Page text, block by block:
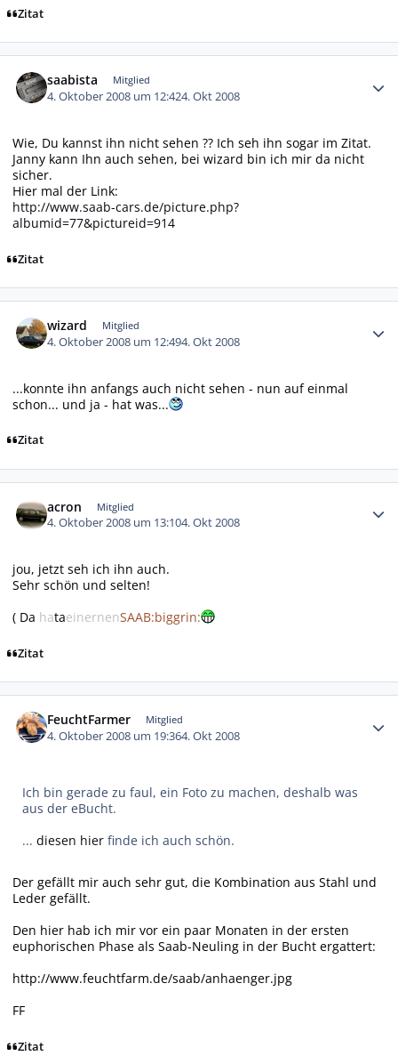
Zitat
saabista Mitglied
4. Oktober 2008 um 12:424. Okt 2008
Wie, Du kannst ihn nicht sehen ?? Ich seh ihn sogar im Zitat.
Janny kann Ihn auch sehen, bei wizard bin ich mir da nicht
sicher.
Hier mal der Link:
http://www.saab-cars.de/picture.php?
albumid=77&pictureid=914
Zitat
wizard Mitglied
4. Oktober 2008 um 12:494. Okt 2008
...konnte ihn anfangs auch nicht sehen - nun auf einmal
schon... und ja - hat was...
Zitat
acron Mitglied
4. Oktober 2008 um 13:104. Okt 2008
jou, jetzt seh ich ihn auch.
Sehr schön und selten!
( Da hataeinernenSAAB:biggrin:
Zitat
FeuchtFarmer Mitglied
4. Oktober 2008 um 19:364. Okt 2008
Ich bin gerade zu faul, ein Foto zu machen, deshalb was
aus der eBucht.
...diesen hier finde ich auch schön.
Der gefällt mir auch sehr gut, die Kombination aus Stahl und
Leder gefällt.
Den hier hab ich mir vor ein paar Monaten in der ersten
euphorischen Phase als Saab-Neuling in der Bucht ergattert:
http://www.feuchtfarm.de/saab/anhaenger.jpg
FF
Zitat